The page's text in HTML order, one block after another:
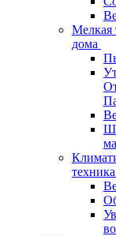
Мелкая
дома
техника